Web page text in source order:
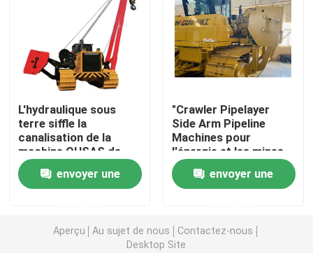
Machines de canalisation
Couche de canalisation
Machine à cintrer de tuyau de mandrin
Transporteur de chenille
Chargeur dépisté
L'hydraulique sous
terre siffle la
canalisation de la
machine OHSAS de
pose appareillant la
machineenvoyer une
"Crawler Pipelayer
Side Arm Pipeline
Machines pour
l'énergie et les mines
envoyer une
Aperçu Au sujet de nous
Contactez-nous
Desktop Site